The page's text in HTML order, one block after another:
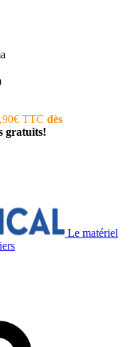
TTC dès
gratuits!
Le matériel